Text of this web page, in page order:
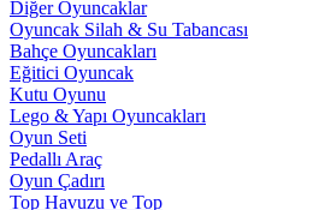
Diğer Oyuncaklar
Oyuncak Silah & Su Tabancası
Bahçe Oyuncakları
Eğitici Oyuncak
Kutu Oyunu
Lego & Yapı Oyuncakları
Oyun Seti
Pedallı Araç
Oyun Çadırı
Top Havuzu ve Top